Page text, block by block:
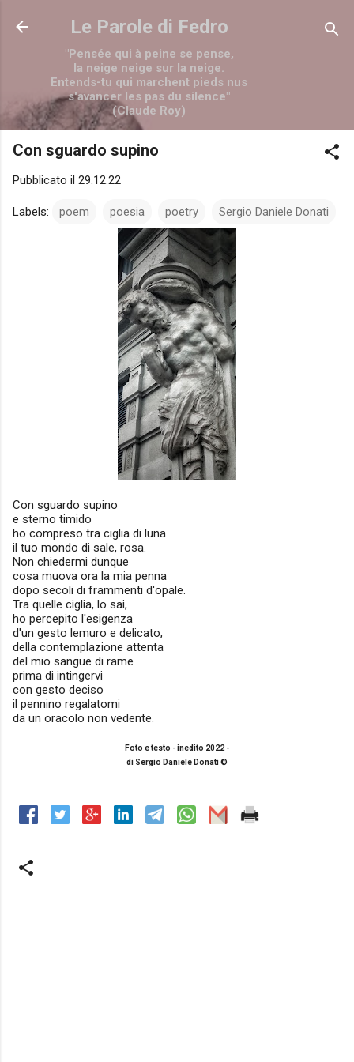
Passa ai contenuti principali
Le Parole di Fedro
"Pensée qui à peine se pense,
la neige neige sur la neige.
Entends-tu qui marchent pieds nus
s'avancer les pas du silence"
(Claude Roy)
Con sguardo supino
Pubblicato il 29.12.22
Labels: poem poesia poetry Sergio Daniele Donati
Con sguardo supino
e sterno timido
ho compreso tra ciglia di luna
il tuo mondo di sale, rosa.
Non chiedermi dunque
cosa muova ora la mia penna
dopo secoli di frammenti d'opale.
Tra quelle ciglia, lo sai,
ho percepito l'esigenza
d'un gesto lemuro e delicato,
della contemplazione attenta
del mio sangue di rame
prima di intingervi
con gesto deciso
il pennino regalatomi
da un oracolo non vedente.
Foto e testo - inedito 2022 -
di Sergio Daniele Donati ©